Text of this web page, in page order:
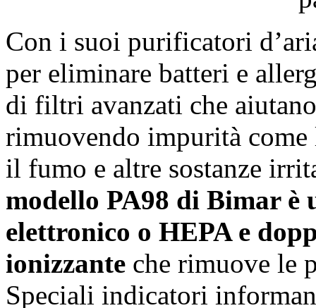
Con i suoi purificatori
per eliminare batteri e
di filtri avanzati che
rimuovendo impurità
il fumo e altre sostanze
modello PA98 di Bimar
elettronico o HEPA e
ionizzante che rimuove le
Speciali indicatori